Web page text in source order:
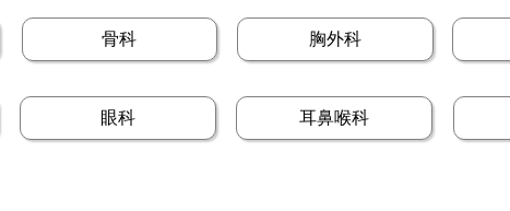
骨科 胸外科
眼科 耳鼻喉科